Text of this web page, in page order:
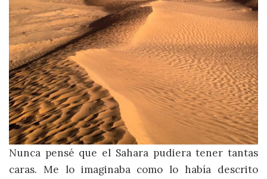
Nunca pensé que el Sahara pudiera tener tantas
caras. Me lo imaginaba como lo había descrito